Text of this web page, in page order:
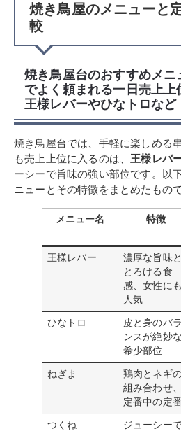
焼き鳥屋のメニューと
較
焼き鳥屋台のおすすめメニ
でよく頼まれる一日売上
王様レバーやひなトロなど
焼き鳥屋台では、手軽に楽しめる
も売上上位に入るのは、 王様レバ
ーシーで旨味の強い部位です。以
ニューとその特徴をまとめたもので
メニュー名 特徴
王様レバー
濃厚な旨味と
とろける食
感、女性にも
人気
ひなトロ
皮と身のバラ
ンスが絶妙な
希少部位
ねぎま
鶏肉とネギ
組み合わせ、
定番中の定番
つくね
ジューシー